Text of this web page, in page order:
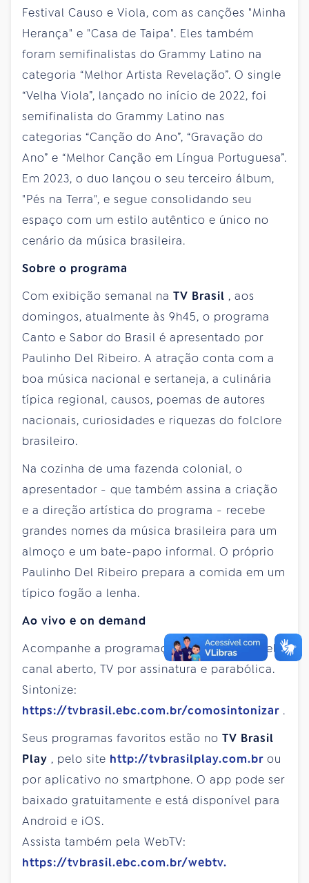
Festival Causo e Viola, com as canções "Minha
Herança" e "Casa de Taipa". Eles também
foram semifinalistas do Grammy Latino na
categoria “Melhor Artista Revelação”. O single
“Velha Viola”, lançado no início de 2022, foi
semifinalista do Grammy Latino nas
categorias “Canção do Ano”, “Gravação do
Ano” e “Melhor Canção em Língua Portuguesa”.
Em 2023, o duo lançou o seu terceiro álbum,
"Pés na Terra", e segue consolidando seu
espaço com um estilo autêntico e único no
cenário da música brasileira.
Sobre o programa
Com exibição semanal na TV Brasil , aos
domingos, atualmente às 9h45, o programa
Canto e Sabor do Brasil é apresentado por
Paulinho Del Ribeiro. A atração conta com a
boa música nacional e sertaneja, a culinária
típica regional, causos, poemas de autores
nacionais, curiosidades e riquezas do folclore
brasileiro.
Na cozinha de uma fazenda colonial, o
apresentador - que também assina a criação
e a direção artística do programa - recebe
grandes nomes da música brasileira para um
almoço e um bate-papo informal. O próprio
Paulinho Del Ribeiro prepara a comida em um
típico fogão a lenha.
Ao vivo e on demand
Acompanhe a programação da TV Brasilpelo
canal aberto, TV por assinatura e parabólica.
Sintonize:
https://tvbrasil.ebc.com.br/comosintonizar .
Seus programas favoritos estão no TV Brasil
Play , pelo site http://tvbrasilplay.com.br ou
por aplicativo no smartphone. O app pode ser
baixado gratuitamente e está disponível para
Android e iOS.
Assista também pela WebTV:
https://tvbrasil.ebc.com.br/webtv.